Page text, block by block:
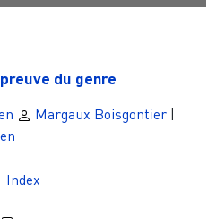
du genre
Margaux Boisgontier
Index